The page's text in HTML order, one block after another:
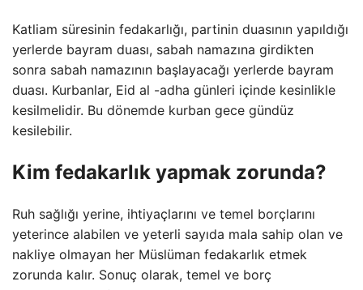
Katliam süresinin fedakarlığı, partinin duasının yapıldığı
yerlerde bayram duası, sabah namazına girdikten
sonra sabah namazının başlayacağı yerlerde bayram
duası. Kurbanlar, Eid al -adha günleri içinde kesinlikle
kesilmelidir. Bu dönemde kurban gece gündüz
kesilebilir.
Kim fedakarlık yapmak zorunda?
Ruh sağlığı yerine, ihtiyaçlarını ve temel borçlarını
yeterince alabilen ve yeterli sayıda mala sahip olan ve
nakliye olmayan her Müslüman fedakarlık etmek
zorunda kalır. Sonuç olarak, temel ve borç